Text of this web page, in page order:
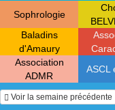
Sophrologie
Baladins
d'Amaury
Association
ADMR
ASCL
Voir la semaine précédente